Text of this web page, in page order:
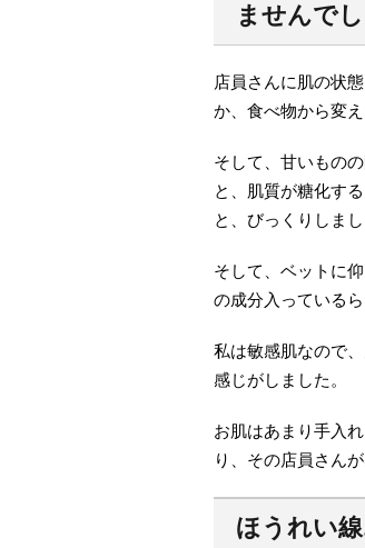
ませんで
店員さんに肌の状
か、食べ物から変
そして、甘いもの
と、肌質が糖化す
と、びっくりしまし
そして、ベットに
の成分入っている
私は敏感肌なので
感じがしました。
お肌はあまり手入
り、その店員さん
ほうれい